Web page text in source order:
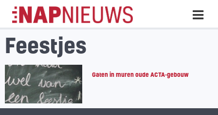
Skip
naar
inhoud
Feestjes
Gaten in muren oude ACTA-gebouw